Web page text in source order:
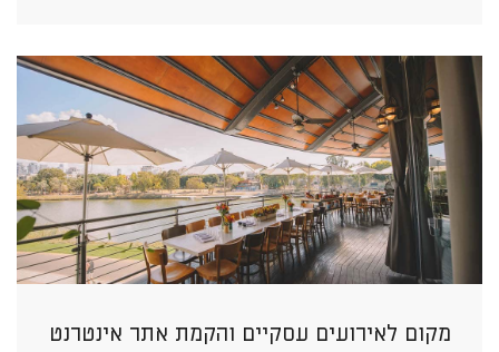
מקום לאירועים עסקיים והקמת אתר אינטרנט